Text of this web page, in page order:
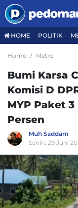
HOME POLITIK
Home Metro
Bumi Karsa
Komisi D
MYP Paket
Persen
Muh Saddam
Senin, 29 Juni